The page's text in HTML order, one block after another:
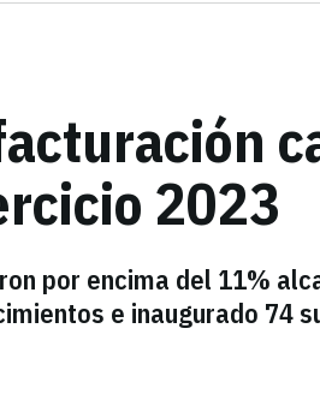
2023
por encima del 11%
e inaugurado 74